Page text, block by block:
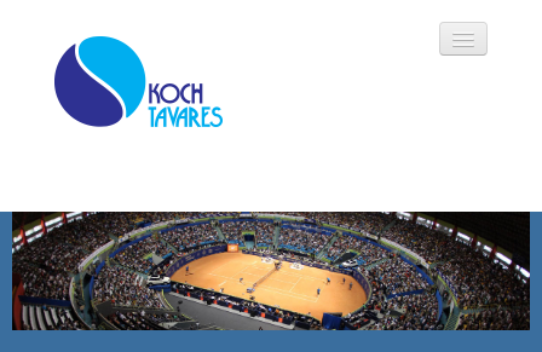
História
Áreas de Atuação